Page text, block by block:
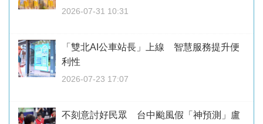
2026-07-31 10:31
「雙北AI公車站長」上線 智慧服務提升便
利性
2026-07-23 17:07
不刻意討好民眾 台中颱風假「神預測」盧